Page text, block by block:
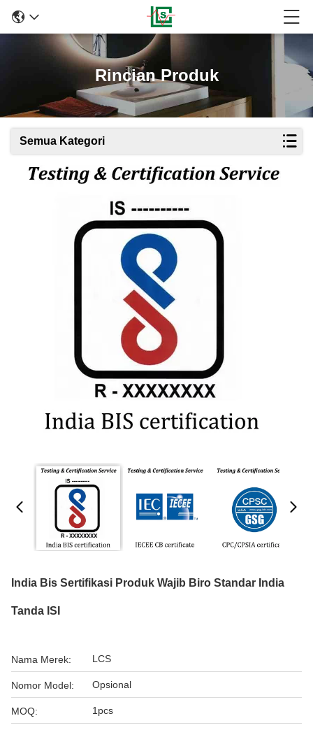
Rincian Produk
Semua Kategori
India Bis Sertifikasi Produk Wajib Biro Standar India
Tanda ISI
Nama Merek: LCS
Nomor Model: Opsional
MOQ: 1pcs